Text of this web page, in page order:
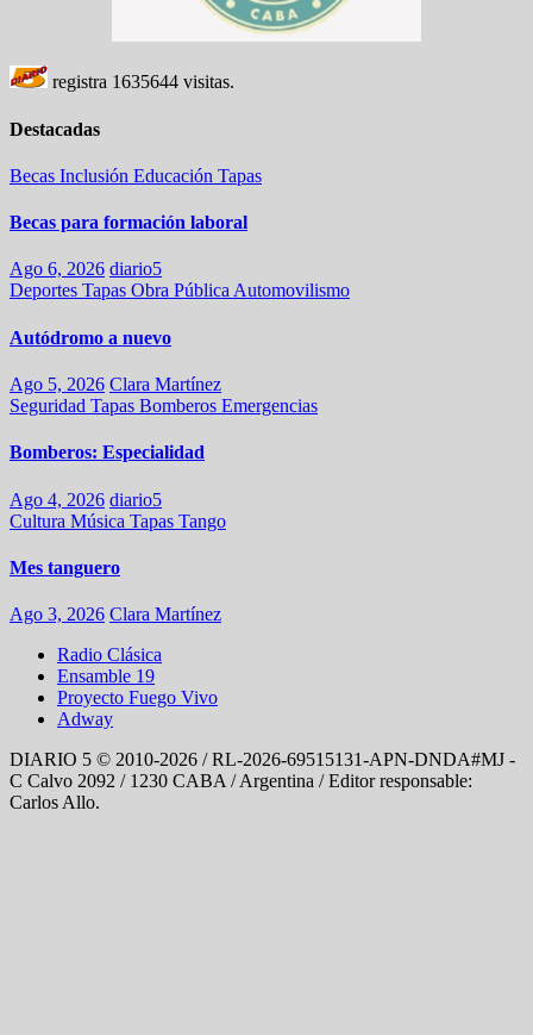
registra 1635644 visitas.
Destacadas
Becas Inclusión Educación Tapas
Becas para formación laboral
Ago 6, 2026 diario5
Deportes Tapas Obra PúblicaAutomovilismo
Autódromo a nuevo
Ago 5, 2026 Clara Martínez
Seguridad Tapas Bomberos Emergencias
Bomberos: Especialidad
Ago 4, 2026 diario5
Cultura Música Tapas Tango
Mes tanguero
Ago 3, 2026 Clara Martínez
Radio Clásica
Ensamble 19
Proyecto Fuego Vivo
Adway
DIARIO 5 © 2010-2026 / RL-2026-69515131-APN-DNDA#MJ -
C Calvo 2092 / 1230 CABA / Argentina / Editor responsable:
Carlos Allo.